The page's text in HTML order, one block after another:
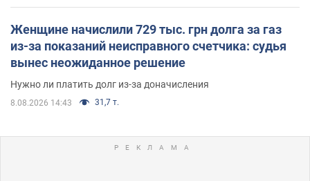
Женщине начислили 729 тыс. грн долга за газ
из-за показаний неисправного счетчика: судья
вынес неожиданное решение
Нужно ли платить долг из-за доначисления
8.08.2026 14:43 31,7 т.